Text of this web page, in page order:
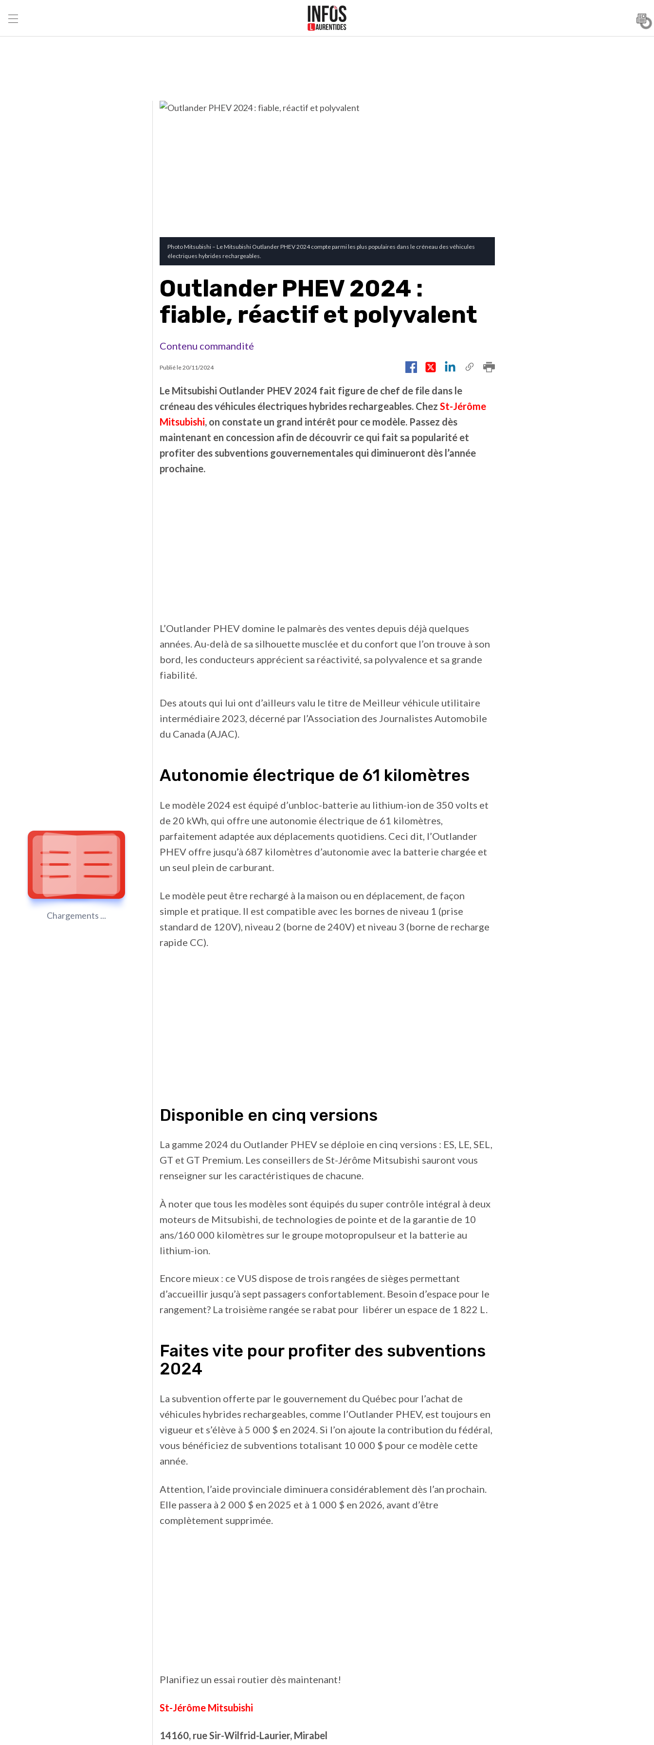
Chargements ...
Photo Mitsubishi – Le Mitsubishi Outlander PHEV 2024 compte parmi les plus populaires dans le créneau des véhicules
électriques hybrides rechargeables.
Outlander PHEV 2024 :
fiable, réactif et polyvalent
Contenu commandité
Publié le20/11/2024
Le Mitsubishi Outlander PHEV 2024 fait figure de chef de file dans le
créneau des véhicules électriques hybrides rechargeables. Chez St-Jérôme
Mitsubishi, on constate un grand intérêt pour ce modèle. Passez dès
maintenant en concession afin de découvrir ce qui fait sa popularité et
profiter des subventions gouvernementales qui diminueront dès l’année
prochaine.
L’Outlander PHEV domine le palmarès des ventes depuis déjà quelques
années. Au-delà de sa silhouette musclée et du confort que l’on trouve à son
bord, les conducteurs apprécient sa réactivité, sa polyvalence et sa grande
fiabilité.
Des atouts qui lui ont d’ailleurs valu le titre de Meilleur véhicule utilitaire
intermédiaire 2023, décerné par l’Association des Journalistes Automobile
du Canada (AJAC).
Autonomie électrique de 61 kilomètres
Le modèle 2024 est équipé d’unbloc-batterie au lithium-ion de 350 volts et
de 20 kWh, qui offre une autonomie électrique de 61 kilomètres,
parfaitement adaptée aux déplacements quotidiens. Ceci dit, l’Outlander
PHEV offre jusqu’à 687 kilomètres d’autonomie avec la batterie chargée et
un seul plein de carburant.
Le modèle peut être rechargé à la maison ou en déplacement, de façon
simple et pratique. Il est compatible avec les bornes de niveau 1 (prise
standard de 120V), niveau 2 (borne de 240V) et niveau 3 (borne de recharge
rapide CC).
Disponible en cinq versions
La gamme 2024 du Outlander PHEV se déploie en cinq versions : ES, LE, SEL,
GT et GT Premium. Les conseillers de St-Jérôme Mitsubishi sauront vous
renseigner sur les caractéristiques de chacune.
À noter que tous les modèles sont équipés du super contrôle intégral à deux
moteurs de Mitsubishi, de technologies de pointe et de la garantie de 10
ans/160 000 kilomètres sur le groupe motopropulseur et la batterie au
lithium-ion.
Encore mieux : ce VUS dispose de trois rangées de sièges permettant
d’accueillir jusqu’à sept passagers confortablement. Besoin d’espace pour le
rangement? La troisième rangée se rabat pour libérer un espace de 1 822 L.
Faites vite pour profiter des subventions
2024
La subvention offerte par le gouvernement du Québec pour l’achat de
véhicules hybrides rechargeables, comme l’Outlander PHEV, est toujours en
vigueur et s’élève à 5 000 $ en 2024. Si l’on ajoute la contribution du fédéral,
vous bénéficiez de subventions totalisant 10 000 $ pour ce modèle cette
année.
Attention, l’aide provinciale diminuera considérablement dès l’an prochain.
Elle passera à 2 000 $ en 2025 et à 1 000 $ en 2026, avant d’être
complètement supprimée.
Planifiez un essai routier dès maintenant!
St-Jérôme Mitsubishi
14160, rue Sir-Wilfrid-Laurier, Mirabel